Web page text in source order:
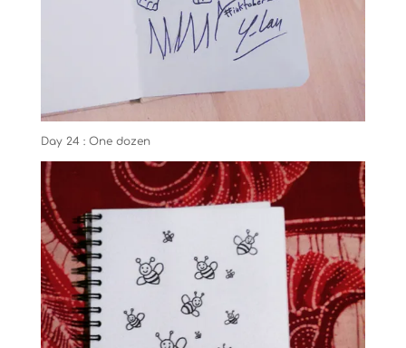
Day 24 : One dozen